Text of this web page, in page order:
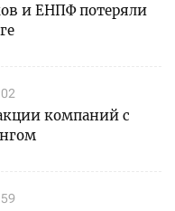
и ЕНПФ потеряли
компаний с